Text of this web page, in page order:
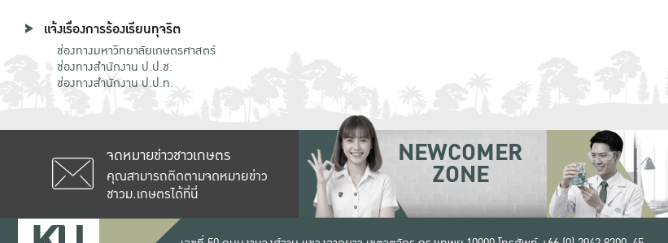
แจ้งเรื่องการร้องเรียนทุจริต
ช่องทางมหาวิทยาลัยเกษตรศาสตร์
ช่องทางสำนักงาน ป.ป.ช.
ช่องทางสำนักงาน ป.ป.ท.
จดหมายข่าวชาวเกษตร
คุณสามารถติดตามจดหมายข่าว
ชาวม.เกษตรได้ที่นี่
NEWCOMER
ZONE